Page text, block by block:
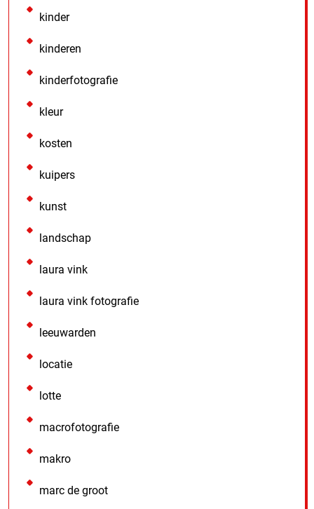
kinder
kinderen
kinderfotografie
kleur
kosten
kuipers
kunst
landschap
laura vink
laura vink fotografie
leeuwarden
locatie
lotte
macrofotografie
makro
marc de groot